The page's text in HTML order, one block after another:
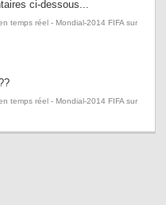
ci-dessous...
temps réel - Mondial-2014 FIFA sur
temps réel - Mondial-2014 FIFA sur